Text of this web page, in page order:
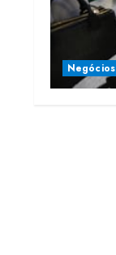
Negócios